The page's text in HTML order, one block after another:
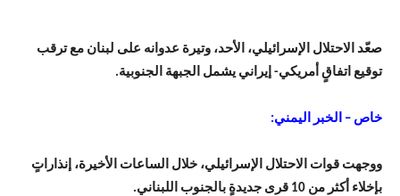
صعّد الاحتلال الإسرائيلي، الأحد، وتيرة عدوانه على لبنان مع ترقب
توقيع اتفاقٍ أمريكي- إيراني يشمل الجبهة الجنوبية.
خاص – الخبر اليمني:
ووجهت قوات الاحتلال الإسرائيلي، خلال الساعات الأخيرة، إنذاراتٍ
بإخلاء أكثر من 10 قرى جديدةٍ بالجنوب اللبناني.